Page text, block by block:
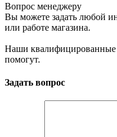
Вопрос менеджеру
Вы можете задать любой
или работе магазина.
Наши квалифицированные
помогут.
Задать вопрос